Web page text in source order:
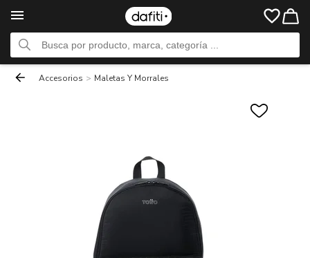
Accesorios > Maletas Y Morrales